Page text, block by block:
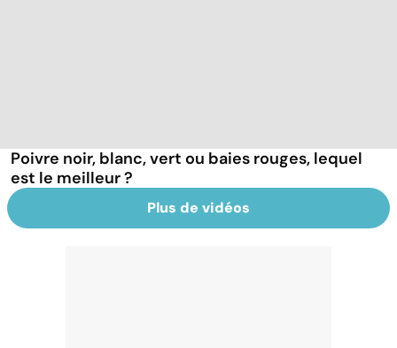
Poivre noir, blanc, vert ou baies rouges, lequel
est le meilleur ?
Plus de vidéos